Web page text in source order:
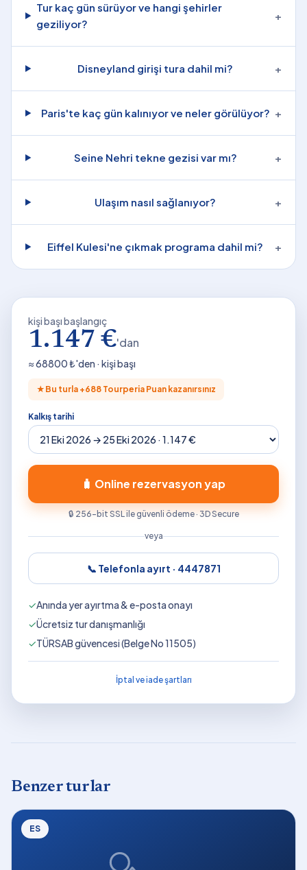
Tur kaç gün sürüyor ve hangi şehirler
geziliyor?
+
Disneyland girişi tura dahil mi? +
Paris'te kaç gün kalınıyor ve neler görülüyor? +
Seine Nehri tekne gezisi var mı? +
Ulaşım nasıl sağlanıyor? +
Eiffel Kulesi'ne çıkmak programa dahil mi? +
kişi başı başlangıç
1.147 €'dan
≈68800₺'den · kişi başı
★ Bu turla +688 Tourperia Puan kazanırsınız
Kalkış tarihi
🧳 Online rezervasyon yap
🔒 256-bit SSL ile güvenli ödeme · 3D Secure
veya
📞 Telefonla ayırt · 4447871
✓Anında yer ayırtma & e-posta onayı
✓Ücretsiz tur danışmanlığı
✓TÜRSAB güvencesi (Belge No 11505)
İptal ve iade şartları
Benzer turlar
ES